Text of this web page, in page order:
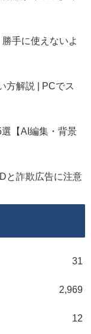
手に使えないよ
方解説 | PCでス
【AI編集・背景
と詐欺広告に注意
31
2,969
12